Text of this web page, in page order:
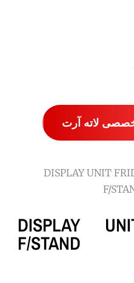
لاته آرت
/ DISPLAY UNIT
F/
DISPLAY
F/